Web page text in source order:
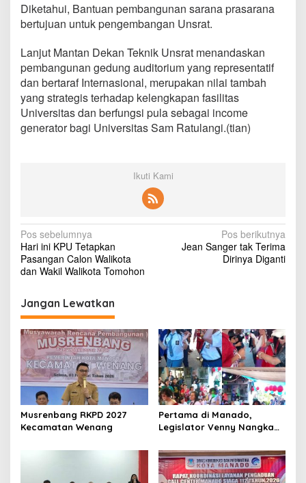
Diketahui, Bantuan pembangunan sarana prasarana
bertujuan untuk pengembangan Unsrat.
Lanjut Mantan Dekan Teknik Unsrat menandaskan
pembangunan gedung auditorium yang representatif
dan bertaraf Internasional, merupakan nilai tambah
yang strategis terhadap kelengkapan fasilitas
Universitas dan berfungsi pula sebagai income
generator bagi Universitas Sam Ratulangi.(tian)
Ikuti Kami
N
a
v
i
g
a
s
i
p
o
s
Pos sebelumnya
Hari ini KPU Tetapkan
Pasangan Calon Walikota
dan Wakil Walikota Tomohon
Pos berikutnya
Jean Sanger tak Terima
Dirinya Diganti
Jangan Lewatkan
Musrenbang RKPD 2027
Kecamatan Wenang
Pertama di Manado,
Legislator Venny Nangka
Titiwungen Utara